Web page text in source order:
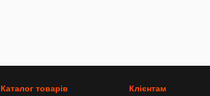
Каталог товарів Клієнтам